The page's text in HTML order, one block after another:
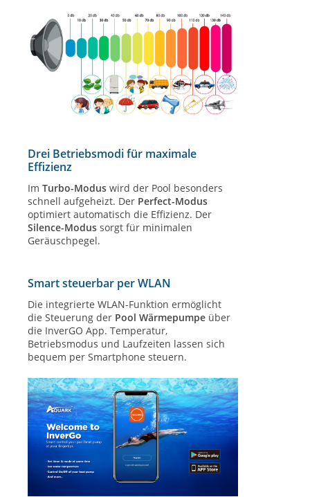
Drei Betriebsmodi für maximale
Effizienz
Im Turbo-Modus wird der Pool besonders
schnell aufgeheizt. Der Perfect-Modus
optimiert automatisch die Effizienz. Der
Silence-Modus sorgt für minimalen
Geräuschpegel.
Smart steuerbar per WLAN
Die integrierte WLAN-Funktion ermöglicht
die Steuerung der Pool Wärmepumpe über
die InverGO App. Temperatur,
Betriebsmodus und Laufzeiten lassen sich
bequem per Smartphone steuern.